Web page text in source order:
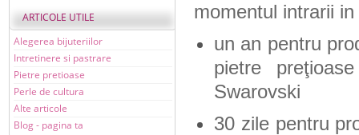
ARTICOLE UTILE
Alegerea bijuteriilor
Intretinere si pastrare
Pietre pretioase
Perle de cultura
Alte articole
Blog - pagina ta
momentul intrarii
un an pentru
pietre
Swarovski
30 zile pentru